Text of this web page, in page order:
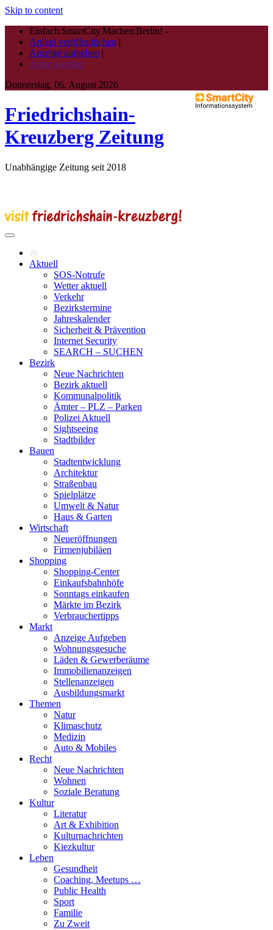
Skip to content
Einfach.SmartCity.Machen:Berlin! -
Artikel veröffentlichen |
Anzeige aufgeben |
Autor werden
Donnerstag, 06. August 2026
Friedrichshain-
Kreuzberg Zeitung
Unabhängige Zeitung seit 2018
Aktuell
SOS-Notrufe
Wetter aktuell
Verkehr
Bezirkstermine
Jahreskalender
Sicherheit & Prävention
Internet Security
SEARCH – SUCHEN
Bezirk
Neue Nachrichten
Bezirk aktuell
Kommunalpolitik
Ämter – PLZ – Parken
Polizei Aktuell
Sightseeing
Stadtbilder
Bauen
Stadtentwicklung
Architektur
Straßenbau
Spielplätze
Umwelt & Natur
Haus & Garten
Wirtschaft
Neueröffnungen
Firmenjubiläen
Shopping
Shopping-Center
Einkaufsbahnhöfe
Sonntags einkaufen
Märkte im Bezirk
Verbrauchertipps
Markt
Anzeige Aufgeben
Wohnungsgesuche
Läden & Gewerberäume
Immobilienanzeigen
Stellenanzeigen
Ausbildungsmarkt
Themen
Natur
Klimaschutz
Medizin
Auto & Mobiles
Recht
Neue Nachrichten
Wohnen
Soziale Beratung
Kultur
Literatur
Art & Exhibition
Kulturnachrichten
Kiezkultur
Leben
Gesundheit
Coaching, Meetups …
Public Health
Sport
Familie
Zu Zweit